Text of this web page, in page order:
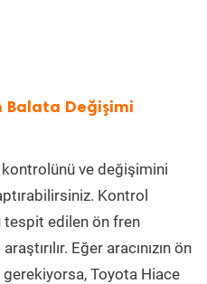
Balata Değişimi
ve değişimini
Kontrol
edilen ön fren
Eğer aracınızın ön
Toyota Hiace